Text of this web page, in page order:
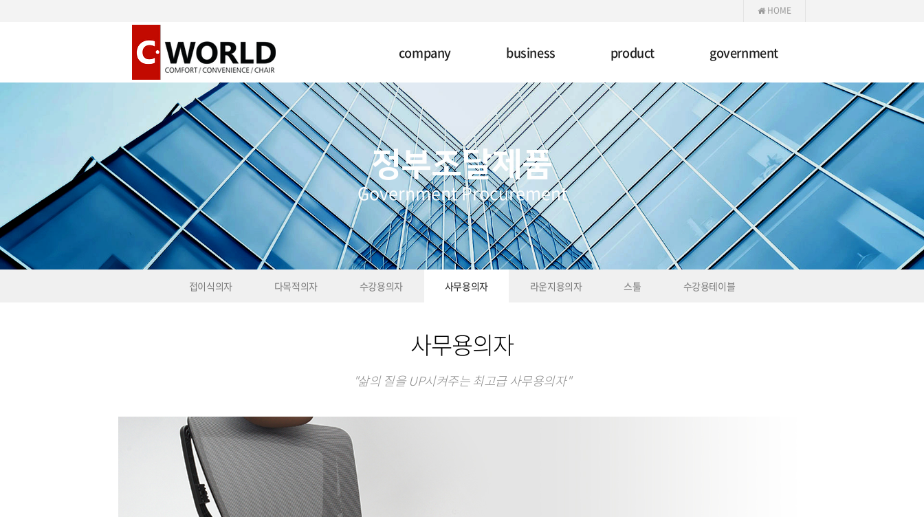
HOME
company business product government
정부조달제품
Government Procurement
접이식의자 다목적의자 수강용의자 사무용의자 라운지용의자 스툴 수강용테이블
사무용의자
"삶의 질을 UP시켜주는 최고급 사무용의자"